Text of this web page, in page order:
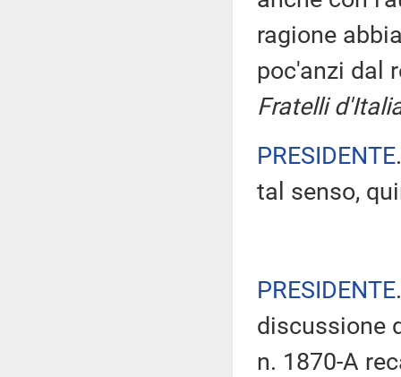
ragione
poc'anzi dal
Fratelli
PRESIDENTE
tal senso,
PRESIDENTE
discussione
n. 1870-A